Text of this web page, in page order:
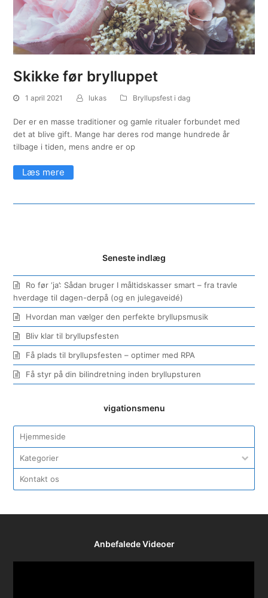
Skikke før brylluppet
1 april 2021 lukas Bryllupsfest i dag
Der er en masse traditioner og gamle ritualer forbundet med
det at blive gift. Mange har deres rod mange hundrede år
tilbage i tiden, mens andre er op
Seneste indlæg
Ro før ‘ja’: Sådan bruger I måltidskasser smart – fra travle
hverdage til dagen-derpå (og en julegaveidé)
Hvordan man vælger den perfekte bryllupsmusik
Bliv klar til bryllupsfesten
Få plads til bryllupsfesten – optimer med RPA
Få styr på din bilindretning inden bryllupsturen
vigationsmenu
Hjemmeside
Kategorier
Kontakt os
Anbefalede Videoer